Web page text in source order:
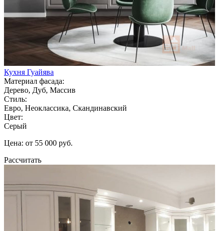
Кухня Гуайява
Материал фасада:
Дерево, Дуб, Массив
Стиль:
Евро, Неоклассика, Скандинавский
Цвет:
Серый
Цена: от 55 000 руб.
Рассчитать